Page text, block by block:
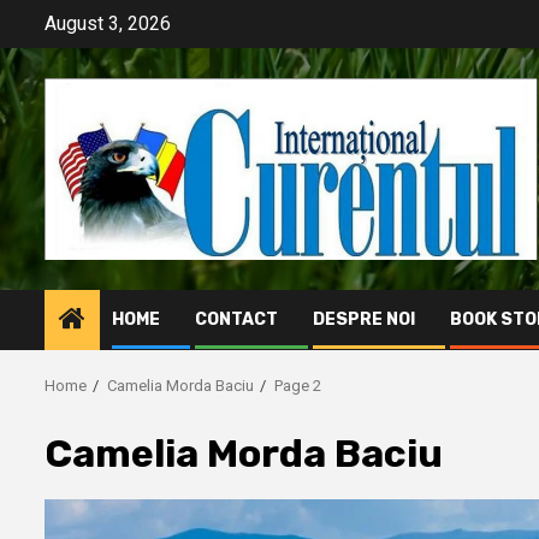
content
August 3, 2026
HOME CONTACT DESPRE NOI BOOK
Home Camelia Morda Baciu Page 2
Camelia Morda Baciu